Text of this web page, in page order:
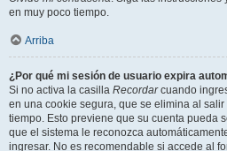
en muy poco tiempo.
Arriba
¿Por qué mi sesión de usuario expira
Si no activa la casilla Recordarcuando
en una cookie segura, que se elimina al
tiempo. Esto previene que su cuenta pueda
que el sistema le reconozca
ingresar. No es recomendable si accede al